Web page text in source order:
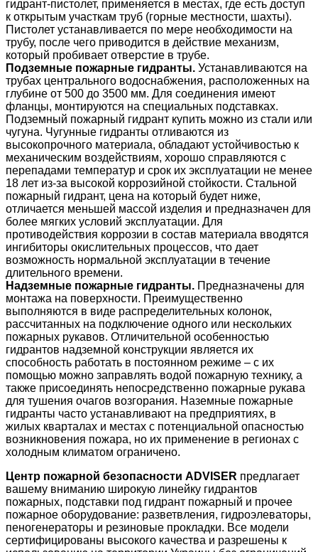
гидрант-пистолет, применяется в местах, где есть доступ
к открытым участкам труб (горные местности, шахты).
Пистолет устанавливается по мере необходимости на
трубу, после чего приводится в действие механизм,
который пробивает отверстие в трубе.
Подземные пожарные гидранты. Устанавливаются на
трубах центрального водоснабжения, расположенных на
глубине от 500 до 3500 мм. Для соединения имеют
фланцы, монтируются на специальных подставках.
Подземный пожарный гидрант купить можно из стали или
чугуна. Чугунные гидранты отливаются из
высокопрочного материала, обладают устойчивостью к
механическим воздействиям, хорошо справляются с
перепадами температур и срок их эксплуатации не менее
18 лет из-за высокой коррозийной стойкости. Стальной
пожарный гидрант, цена на который будет ниже,
отличается меньшей массой изделия и предназначен для
более мягких условий эксплуатации. Для
противодействия коррозии в состав материала вводятся
ингибиторы окислительных процессов, что дает
возможность нормальной эксплуатации в течение
длительного времени.
Надземные пожарные гидранты. Предназначены для
монтажа на поверхности. Преимущественно
выполняются в виде распределительных колонок,
рассчитанных на подключение одного или нескольких
пожарных рукавов. Отличительной особенностью
гидрантов надземной конструкции является их
способность работать в постоянном режиме – с их
помощью можно заправлять водой пожарную технику, а
также присоединять непосредственно пожарные рукава
для тушения очагов возгорания. Наземные пожарные
гидранты часто устанавливают на предприятиях, в
жилых кварталах и местах с потенциальной опасностью
возникновения пожара, но их применение в регионах с
холодным климатом ограничено.
Центр пожарной безопасности ADVISER предлагает
вашему вниманию широкую линейку гидрантов
пожарных, подставки под гидрант пожарный и прочее
пожарное оборудование: разветвления, гидроэлеваторы,
пеногенераторы и резиновые прокладки. Все модели
сертифицированы высокого качества и разрешены к